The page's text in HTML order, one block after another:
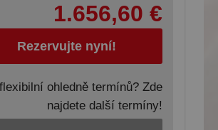
1.656,60 €
Rezervujte nyní!
ohledně termínů? Zde
najdete další termíny!